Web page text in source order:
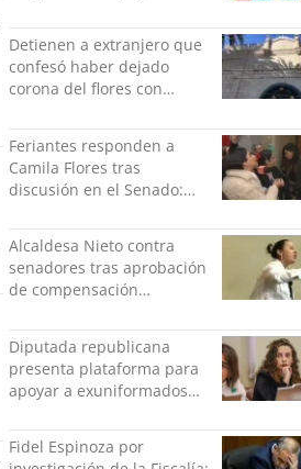
desafío del Gobierno
Detienen a extranjero que
confesó haber dejado
corona del flores con
exPenitenciaría
Feriantes responden a
Camila Flores tras
discusión en el Senado:
orgullo”
Alcaldesa Nieto contra
senadores tras aprobación
de compensación
indolente"
Diputada republicana
presenta plataforma para
apoyar a exuniformados
social
Fidel Espinoza por